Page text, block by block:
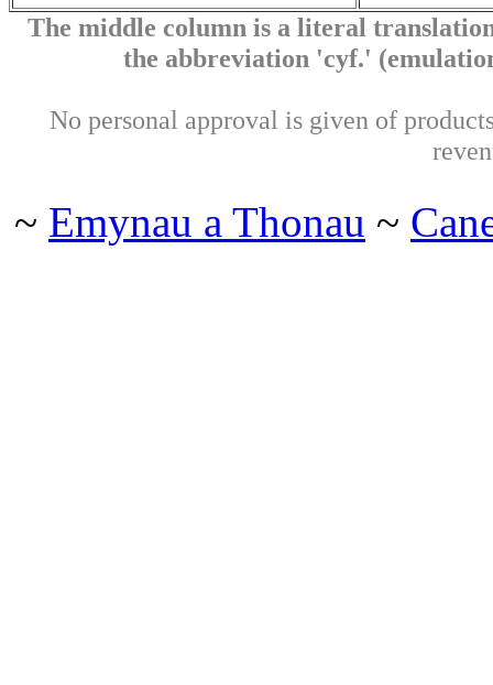
The middle column is a literal
the abbreviation 'cyf.'
No personal approval is given of
~ Emynau a Thonau ~